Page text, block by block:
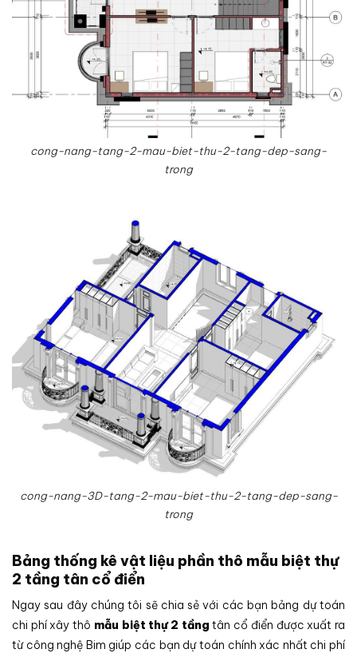
cong-nang-tang-2-mau-biet-thu-2-tang-dep-sang-
trong
cong-nang-3D-tang-2-mau-biet-thu-2-tang-dep-sang-
trong
Bảng thống kê vật liệu phần thô mẫu biệt thự
2 tầng tân cổ điển
Ngay sau đây chúng tôi sẽ chia sẻ với các bạn bảng dự toán
chi phí xây thô mẫu biệt thự 2 tầngtân cổ điển được xuất ra
từ công nghệ Bim giúp các bạn dự toán chính xác nhất chi phí